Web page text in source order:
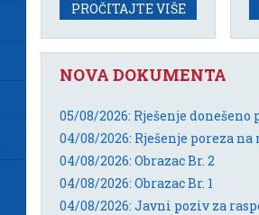
PROČITAJTE VIŠE
NOVA DOKUMENTA
05/08/2026: Rješenje
04/08/2026: Rješenje poreza
04/08/2026: Obrazac Br. 2
04/08/2026: Obrazac Br. 1